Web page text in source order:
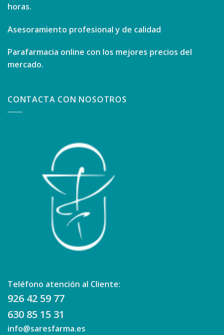
horas.
Asesoramiento profesional y de calidad
Parafarmacia online con los mejores precios del
mercado.
CONTACTA CON NOSOTROS
Teléfono atención al Cliente:
926 42 59 77
630 85 15 31
info@saresfarma.es